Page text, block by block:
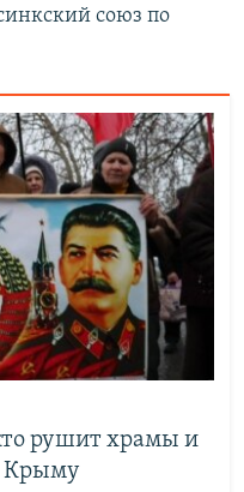
союз по
рушит храмы и
Крыму